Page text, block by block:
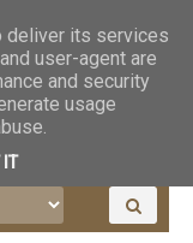
deliver its services
user-agent are
and security
usage
IT